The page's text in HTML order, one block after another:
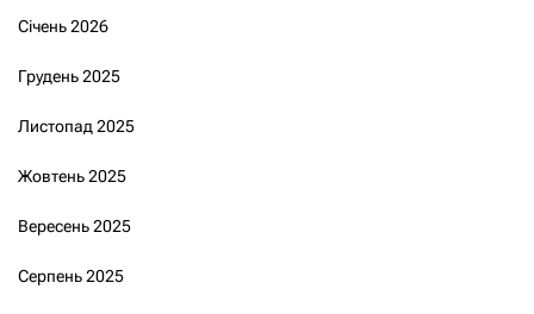
Січень 2026
Грудень 2025
Листопад 2025
Жовтень 2025
Вересень 2025
Серпень 2025